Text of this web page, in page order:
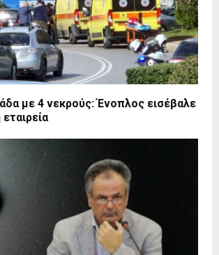
με 4 νεκρούς: Ένοπλος εισέβαλε